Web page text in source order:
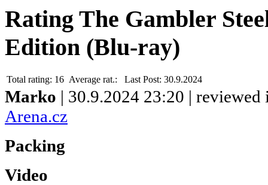
Rating The Gambler
Edition (Blu-ray)
Total rating: 16 Average rat.: Last Post: 30.9.2024
Marko | 30.9.2024 23:20 |
Arena.cz
Packing
Video